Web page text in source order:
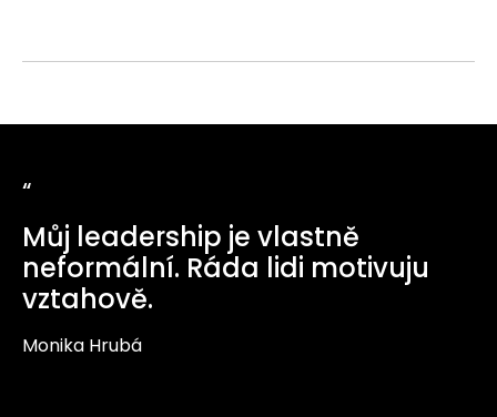
“
Můj leadership je vlastně
neformální. Ráda lidi motivuju
vztahově.
Monika Hrubá